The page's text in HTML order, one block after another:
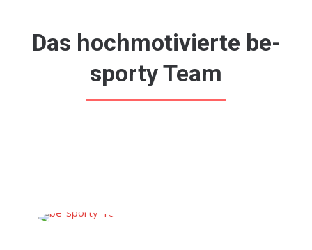
Das hochmotivierte be-
sporty Team